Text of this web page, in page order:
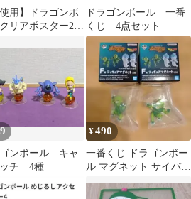
使用】ドラゴンボ
リアポスター2枚
ドラゴンボール 一番
くじ 4点セット
ゴンボール キャ
ッチ 4種
¥490
一番くじ ドラゴンボー
ル マグネット サイバイ